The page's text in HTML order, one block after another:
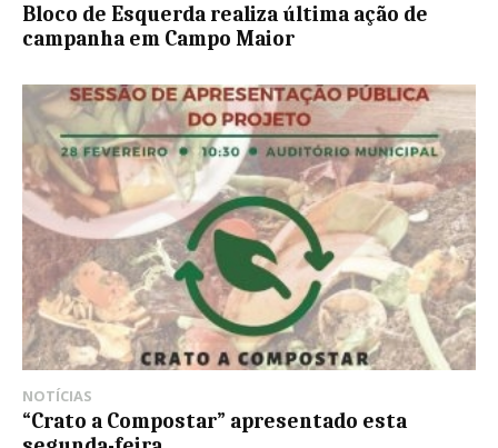
Bloco de Esquerda realiza última ação de
campanha em Campo Maior
NOTÍCIAS
“Crato a Compostar” apresentado esta